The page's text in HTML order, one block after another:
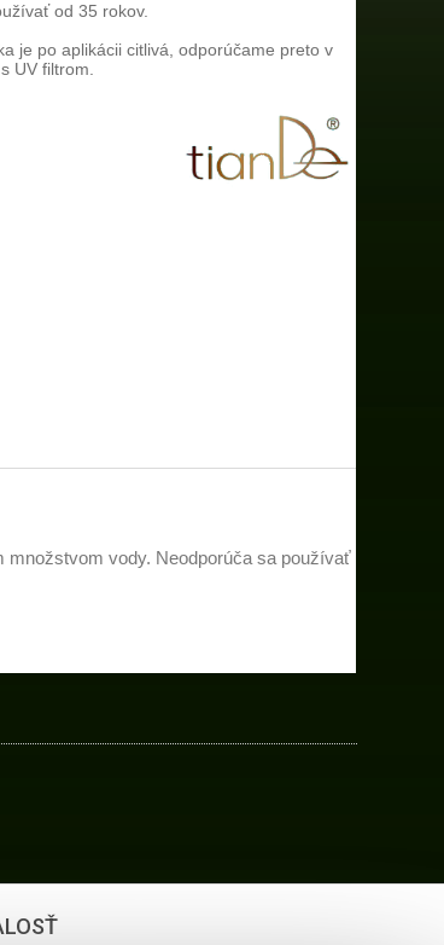
od 35 rokov.
je po aplikácii citlivá, odporúčame preto v
UV filtrom.
množstvom vody. Neodporúča sa používať